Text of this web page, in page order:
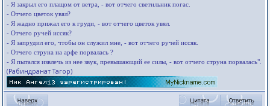
- Я закрыл его плащом от ветра, - вот отчего светильник погас.
- Отчего цветок увял?
- Я жадно прижал его к груди, - вот отчего цветок увял.
- Отчего ручей иссяк?
- Я запрудил его, чтобы он служил мне, - вот отчего ручей иссяк.
- Отчего струна на арфе порвалась ?
- Я пытался извлечь из нее звук, превышающий ее силы, - вот отчего струна порвалась".
(Рабиндранат Тагор)